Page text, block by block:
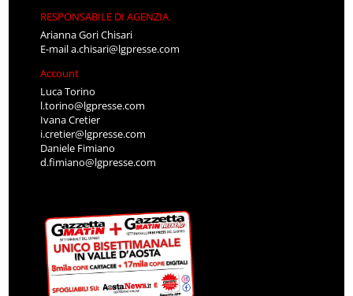
RESPONSABILE DI AGENZIA
Arianna Gori Chisari
E-maila.chisari@lgpresse.com
Account
Luca Torino
l.torino@lgpresse.com
Ivana Cretier
i.cretier@lgpresse.com
Daniele Fimiano
d.fimiano@lgpresse.com